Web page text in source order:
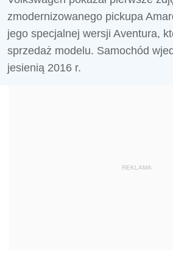
zmodernizowanego pickupa
jego specjalnej wersji Aventura,
sprzedaż modelu. Samochód
jesienią 2016 r.
REKLAMA